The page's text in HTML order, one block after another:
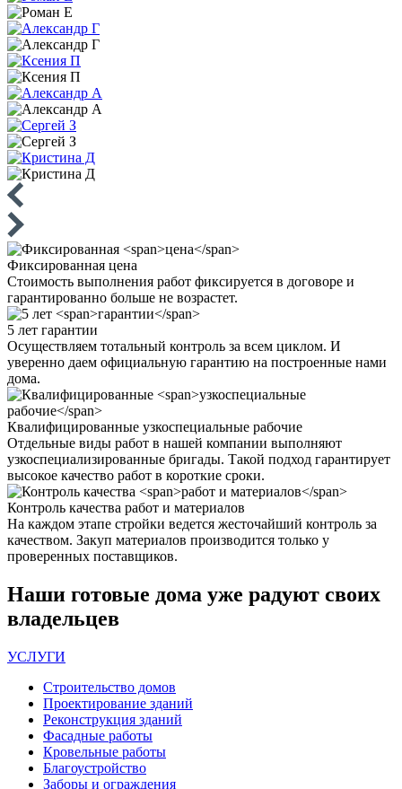
Фиксированная цена
Стоимость выполнения работ фиксируется в договоре и
гарантированно больше не возрастет.
5 лет гарантии
Осуществляем тотальный контроль за всем циклом. И
уверенно даем официальную гарантию на построенные нами
дома.
Квалифицированные узкоспециальные рабочие
Отдельные виды работ в нашей компании выполняют
узкоспециализированные бригады. Такой подход гарантирует
высокое качество работ в короткие сроки.
Контроль качества работ и материалов
На каждом этапе стройки ведется жесточайший контроль за
качеством. Закуп материалов производится только у
проверенных поставщиков.
Наши готовые дома уже радуют своих
владельцев
УСЛУГИ
Строительство домов
Проектирование зданий
Реконструкция зданий
Фасадные работы
Кровельные работы
Благоустройство
Заборы и ограждения